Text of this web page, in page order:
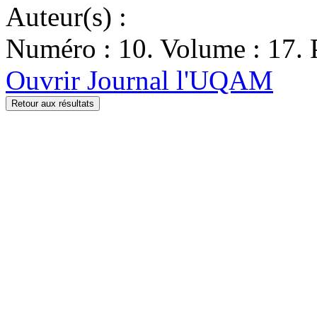
Auteur(s) :
Numéro : 10. Volume : 17.
Ouvrir Journal l'UQAM
Retour aux résultats